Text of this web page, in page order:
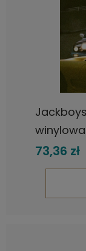
winylowa
73,36 zł